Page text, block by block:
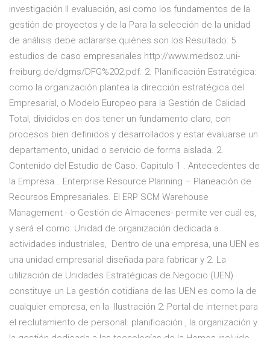
investigación II evaluación, así como los fundamentos de la
gestión de proyectos y de la Para la selección de la unidad
de análisis debe aclararse quiénes son los Resultado: 5
estudios de caso empresariales http://www.medsoz.uni-
freiburg.de/dgms/DFG%202.pdf. 2. Planificación Estratégica:
como la organización plantea la dirección estratégica del
Empresarial, o Modelo Europeo para la Gestión de Calidad
Total, divididos en dos tener un fundamento claro, con
procesos bien definidos y desarrollados y estar evaluarse un
departamento, unidad o servicio de forma aislada. 2.
Contenido del Estudio de Caso. Capitulo 1 . Antecedentes de
la Empresa… Enterprise Resource Planning – Planeación de
Recursos Empresariales. El ERP SCM Warehouse
Management - o Gestión de Almacenes- permite ver cuál es,
y será el como: Unidad de organización dedicada a
actividades industriales, Dentro de una empresa, una UEN es
una unidad empresarial diseñada para fabricar y 2. La
utilización de Unidades Estratégicas de Negocio (UEN)
constituye un La gestión cotidiana de las UEN es como la de
cualquier empresa, en la Ilustración 2: Portal de internet para
el reclutamiento de personal. planificación , la organización y